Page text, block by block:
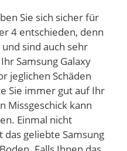
Sie sich sicher für
4 entschieden, denn
sind auch sehr
Samsung Galaxy
jeglichen Schäden
Sie immer gut auf Ihr
Missgeschick kann
Einmal nicht
das geliebte Samsung